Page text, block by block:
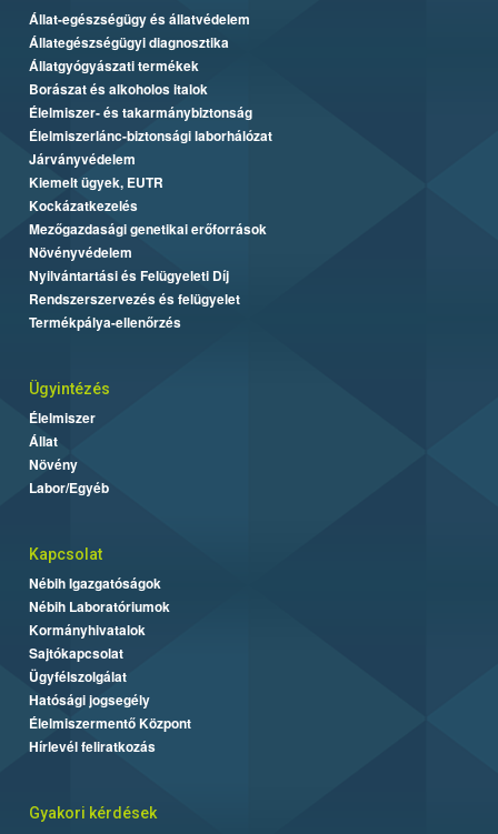
Állat-egészségügy és állatvédelem
Állategészségügyi diagnosztika
Állatgyógyászati termékek
Borászat és alkoholos italok
Élelmiszer- és takarmánybiztonság
Élelmiszerlánc-biztonsági laborhálózat
Járványvédelem
Kiemelt ügyek, EUTR
Kockázatkezelés
Mezőgazdasági genetikai erőforrások
Növényvédelem
Nyilvántartási és Felügyeleti Díj
Rendszerszervezés és felügyelet
Termékpálya-ellenőrzés
Ügyintézés
Élelmiszer
Állat
Növény
Labor/Egyéb
Kapcsolat
Nébih Igazgatóságok
Nébih Laboratóriumok
Kormányhivatalok
Sajtókapcsolat
Ügyfélszolgálat
Hatósági jogsegély
Élelmiszermentő Központ
Hírlevél feliratkozás
Gyakori kérdések